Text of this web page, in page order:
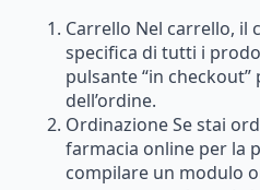
Carrello Nel carrello, il
specifica di tutti i
pulsante “in
dell’ordine.
Ordinazione Se stai
farmacia online per la
compilare un modulo